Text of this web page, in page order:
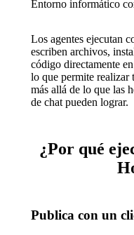
Entorno informático
Los agentes ejecutan
escriben archivos,
código directamente
lo que permite realizar
más allá de lo que las
de chat pueden lograr.
¿Por qué
Publica con un